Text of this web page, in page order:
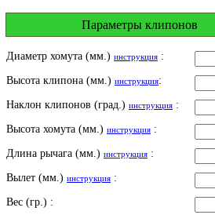
Параметры клипонов
Диаметр хомута (мм.) инструкция :
Высота клипона (мм.) инструкция:
Наклон клипонов (град.) инструкция :
Высота хомута (мм.) инструкция :
Длина рычага (мм.) инструкция :
Вылет (мм.) инструкция :
Вес (гр.) :